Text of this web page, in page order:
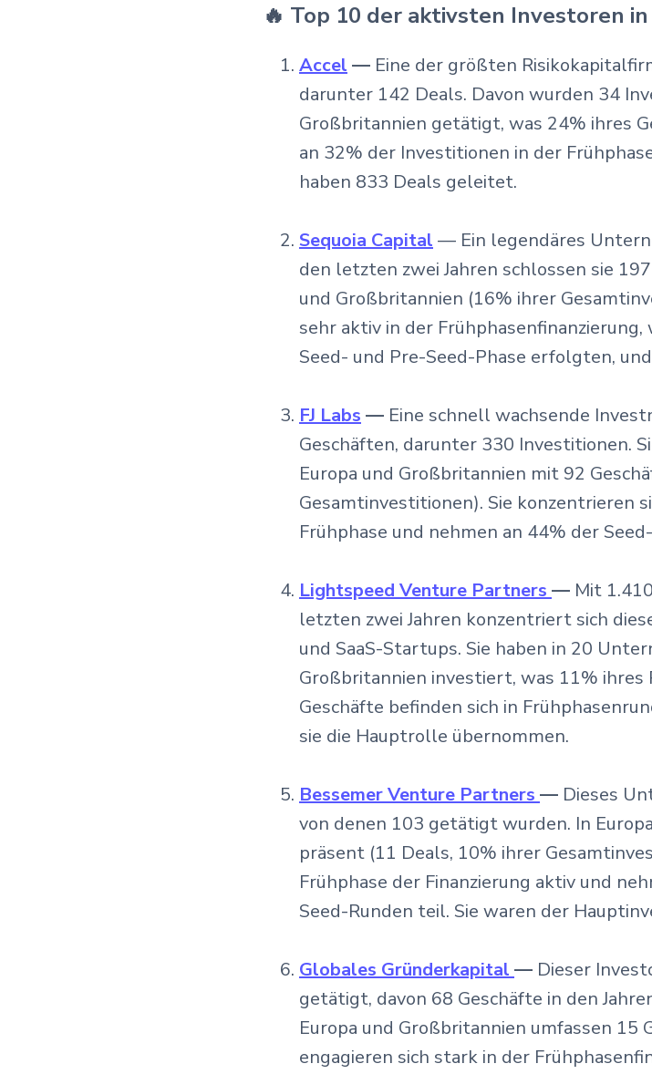
🔥 Top 10 der aktivsten Investoren
Accel — Eine der größten
darunter 142 Deals. Davon wurden 34
Großbritannien getätigt, was 24% ihres
an 32% der Investitionen in der
haben 833 Deals geleitet.
Sequoia Capital — Ein legendäres
den letzten zwei Jahren schlossen sie
und Großbritannien (16% ihrer
sehr aktiv in der
Seed- und Pre-Seed-Phase erfolgten,
FJ Labs — Eine schnell wachsende
Geschäften, darunter 330 Investitionen.
Europa und Großbritannien mit 92
Gesamtinvestitionen). Sie konzentrieren
Frühphase und nehmen an 44% der
Lightspeed Venture Partners — Mit
letzten zwei Jahren konzentriert sich
und SaaS-Startups. Sie haben in 20
Großbritannien investiert, was 11%
Geschäfte befinden sich in
sie die Hauptrolle übernommen.
Bessemer Venture Partners — Dieses
von denen 103 getätigt wurden. In
präsent (11 Deals, 10% ihrer
Frühphase der Finanzierung aktiv und
Seed-Runden teil. Sie waren der
Globales Gründerkapital — Dieser
getätigt, davon 68 Geschäfte in den
Europa und Großbritannien umfassen 15
engagieren sich stark in der